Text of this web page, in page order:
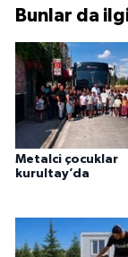
Bunlar da
Metalci çocuklar
kurultay’da